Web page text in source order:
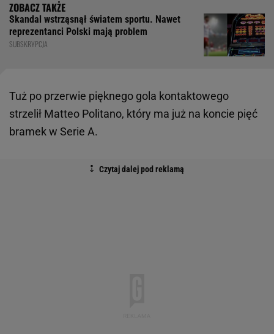
Skandal wstrząsnął światem sportu. Nawet
reprezentanci Polski mają problem
SUBSKRYPCJA
Tuż po przerwie pięknego gola kontaktowego
strzelił Matteo Politano, który ma już na koncie pięć
bramek w Serie A.